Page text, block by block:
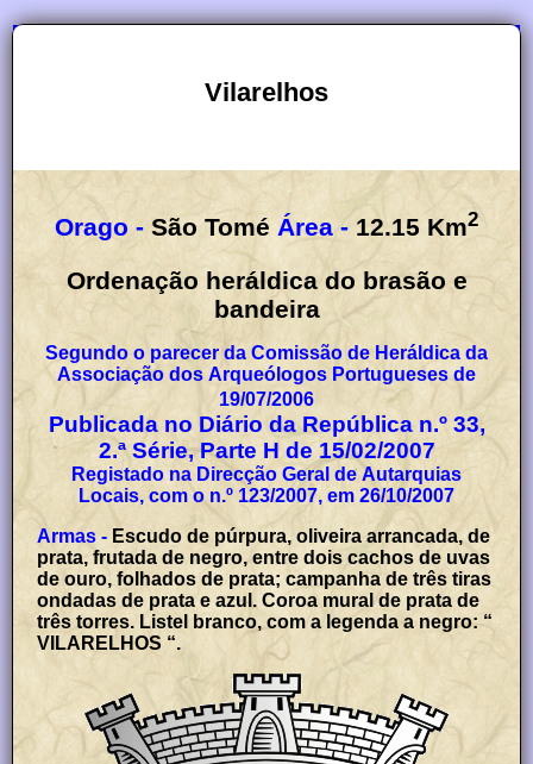
Vilarelhos
Orago - São Tomé Área - 12.15 Km2
Ordenação heráldica do brasão e
bandeira
Segundo o parecer da Comissão de Heráldica da
Associação dos Arqueólogos Portugueses de
19/07/2006
Publicada no Diário da República n.º 33,
2.ª Série, Parte H de 15/02/2007
Registado na Direcção Geral de Autarquias
Locais, com o n.º 123/2007, em 26/10/2007
Armas - Escudo de púrpura, oliveira arrancada, de
prata, frutada de negro, entre dois cachos de uvas
de ouro, folhados de prata; campanha de três tiras
ondadas de prata e azul. Coroa mural de prata de
três torres. Listel branco, com a legenda a negro: “
VILARELHOS “.